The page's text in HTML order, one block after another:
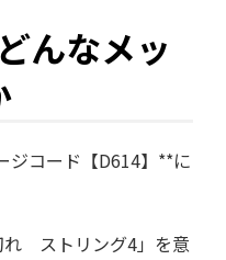
んなメッ
ジコード【D614】**に
れ ストリング4」を意